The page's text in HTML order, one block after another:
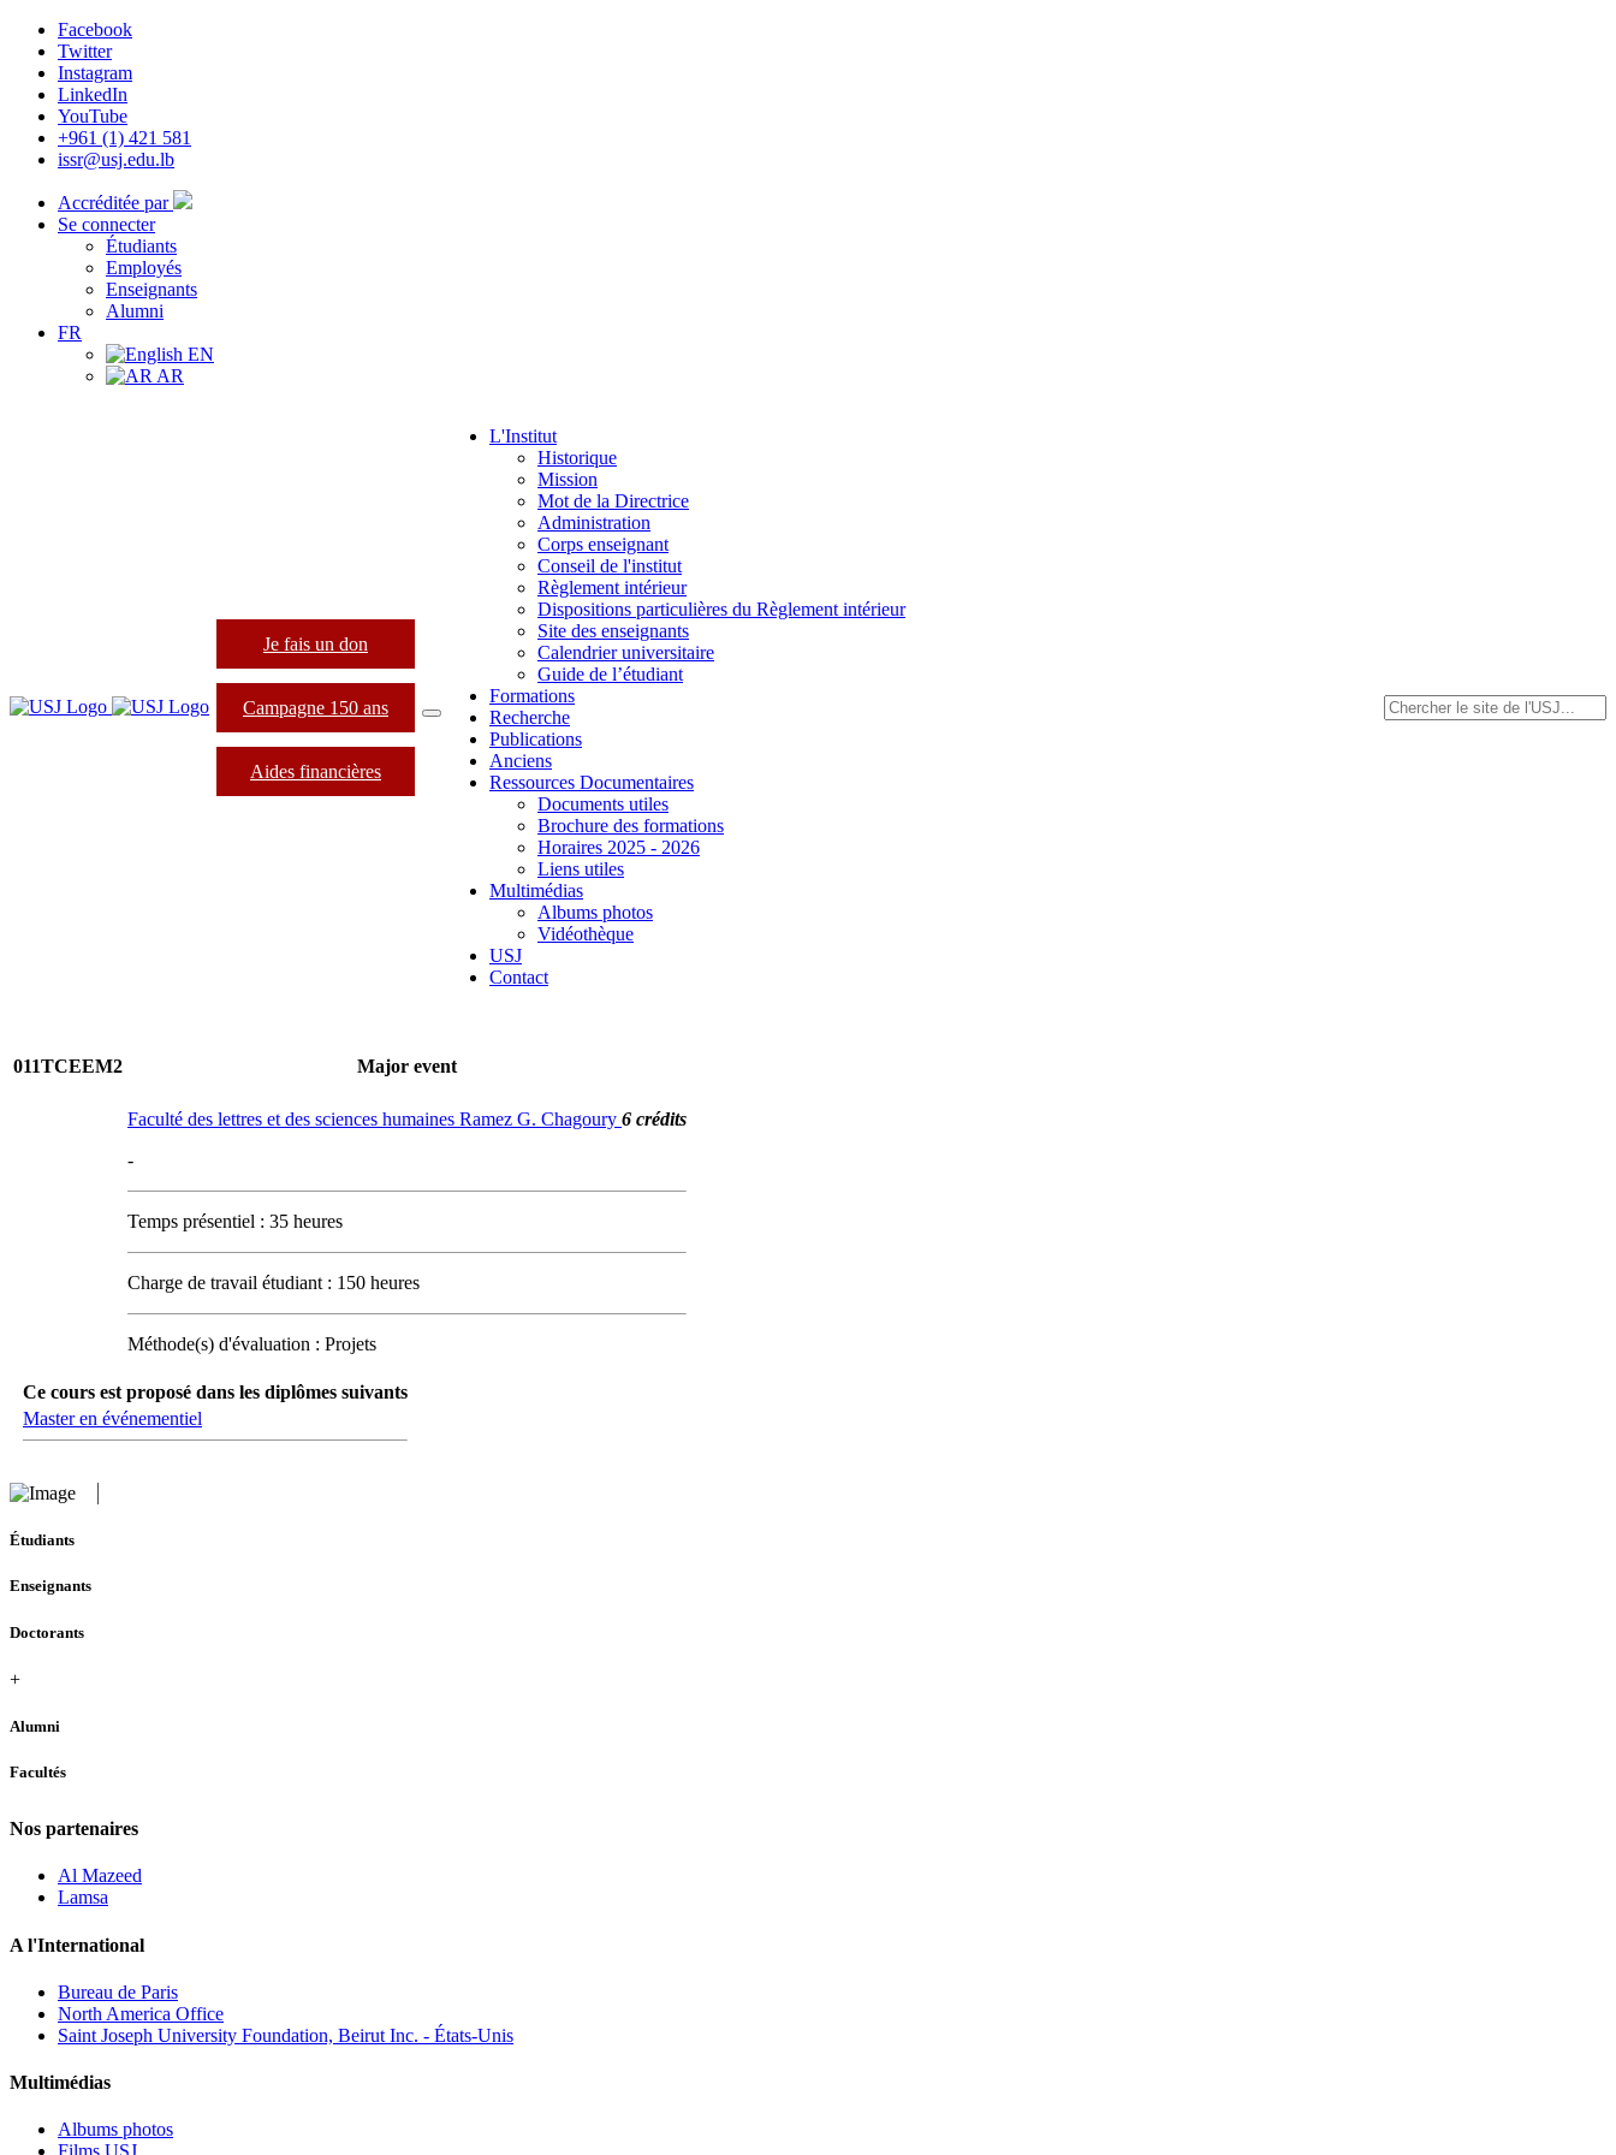
Facebook
Twitter
Instagram
LinkedIn
YouTube
+961 (1) 421 581
issr@usj.edu.lb
Accréditée par
Se connecter
Étudiants
Employés
Enseignants
Alumni
FR
EN
AR
Je fais un don
Campagne 150 ans
Aides financières
L'Institut
Historique
Mission
Mot de la Directrice
Administration
Corps enseignant
Conseil de l'institut
Règlement intérieur
Dispositions particulières du Règlement intérieur
Site des enseignants
Calendrier universitaire
Guide de l’étudiant
Formations
Recherche
Publications
Anciens
Ressources Documentaires
Documents utiles
Brochure des formations
Horaires 2025 - 2026
Liens utiles
Multimédias
Albums photos
Vidéothèque
USJ
Contact
011TCEEM2 Major event
Faculté des lettres et des sciences humaines Ramez G. Chagoury 6 crédits
-
Temps présentiel : 35 heures
Charge de travail étudiant : 150 heures
Méthode(s) d'évaluation : Projets
Ce cours est proposé dans les diplômes suivants
Master en événementiel
Étudiants
Enseignants
Doctorants
+
Alumni
Facultés
Nos partenaires
Al Mazeed
Lamsa
A l'International
Bureau de Paris
North America Office
Saint Joseph University Foundation, Beirut Inc. - États-Unis
Multimédias
Albums photos